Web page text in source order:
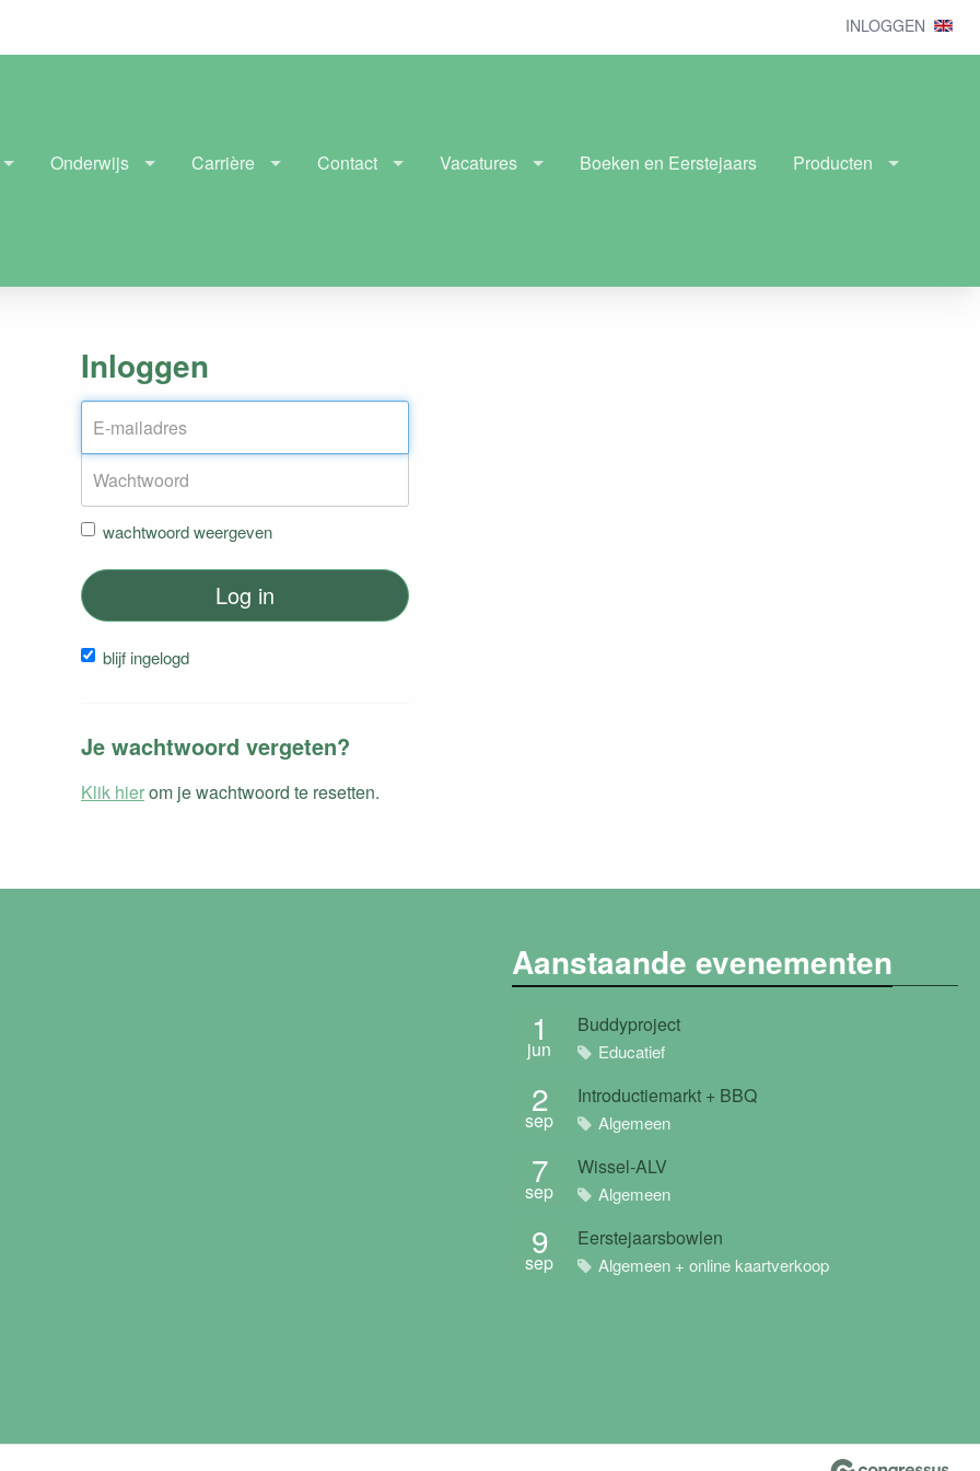
INLOGGEN
Onderwijs Carrière Contact Vacatures Boeken en Eerstejaars Producten
Inloggen
wachtwoord weergeven
Log in
blijf ingelogd
Je wachtwoord vergeten?
Klik hierom je wachtwoord te resetten.
Aanstaande evenementen
1
jun
Buddyproject
Educatief
2
sep
Introductiemarkt + BBQ
Algemeen
7
sep
Wissel-ALV
Algemeen
9
sep
Eerstejaarsbowlen
Algemeen + online kaartverkoop